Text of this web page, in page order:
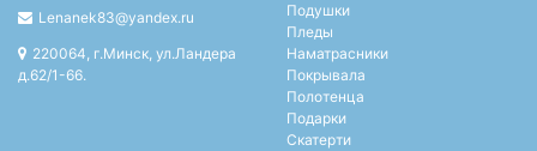
Lenanek83@yandex.ru
220064, г.Минск, ул.Ландера
д.62/1-66.
Подушки
Пледы
Наматрасники
Покрывала
Полотенца
Подарки
Скатерти